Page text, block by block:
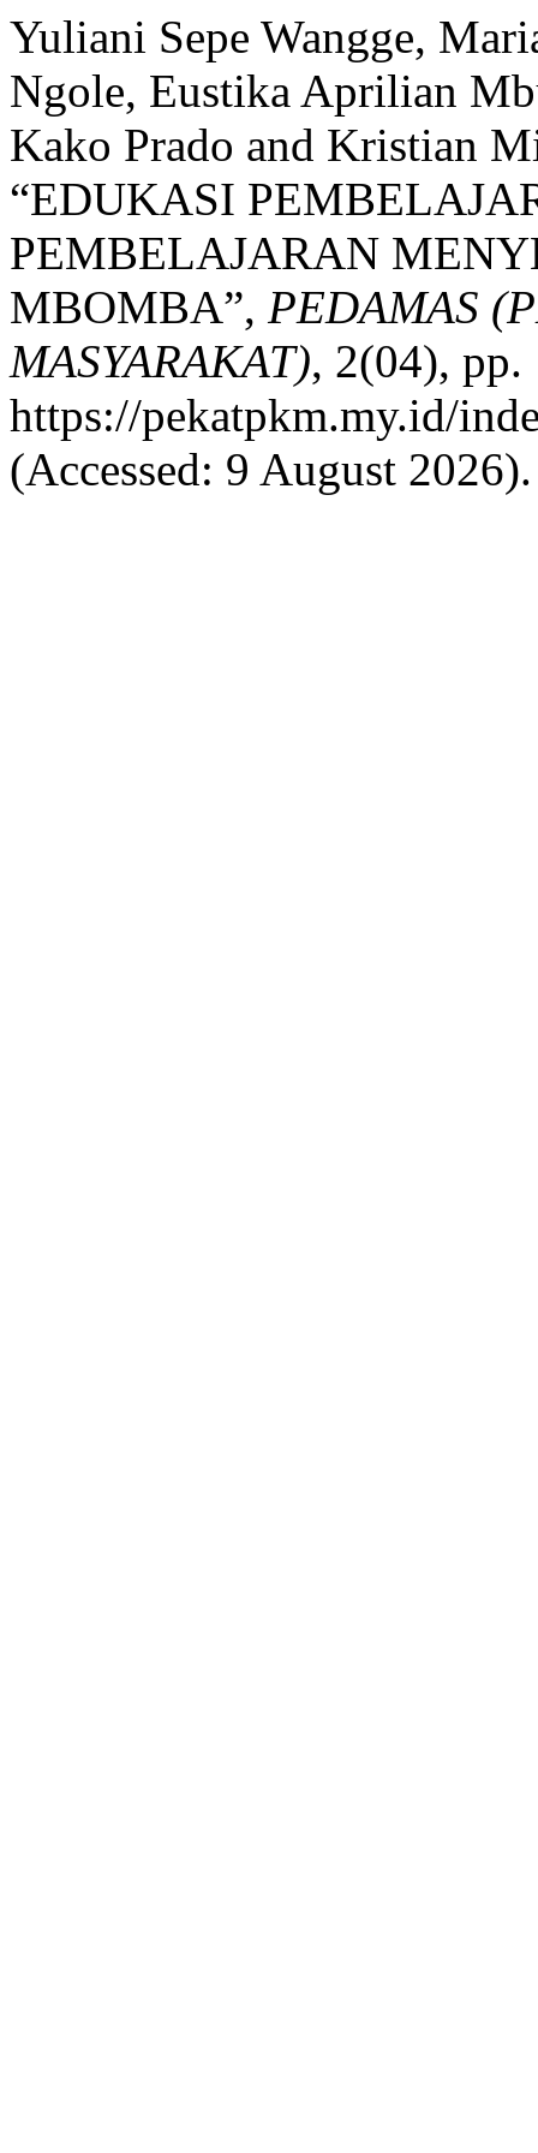
Yuliani Sepe Wangge,
Ngole, Eustika Aprilian
Kako Prado and Kristian
“EDUKASI
PEMBELAJARAN
MBOMBA”, PEDAMAS
MASYARAKAT), 2(04), pp.
https://pekatpkm.my.id/
(Accessed: 9 August 2026).